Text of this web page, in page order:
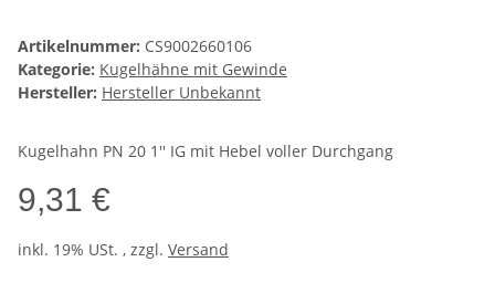
Artikelnummer: CS9002660106
Kategorie: Kugelhähne mit Gewinde
Hersteller: Hersteller Unbekannt
Kugelhahn PN 20 1'' IG mit Hebel voller Durchgang
9,31 €
inkl. 19% USt. , zzgl. Versand